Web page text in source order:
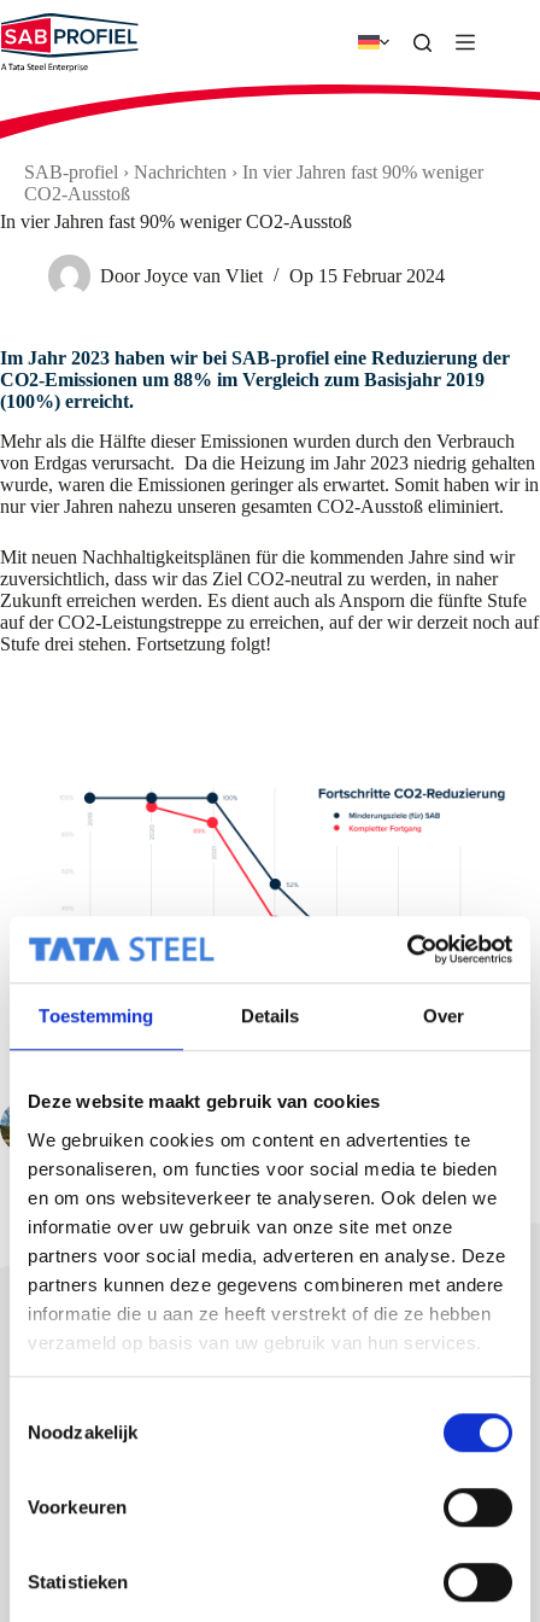
Toestemming Details Over
Deze website maakt gebruik van cookies
We gebruiken cookies om content en advertenties te
personaliseren, om functies voor social media te bieden
en om ons websiteverkeer te analyseren. Ook delen we
informatie over uw gebruik van onze site met onze
partners voor social media, adverteren en analyse. Deze
partners kunnen deze gegevens combineren met andere
informatie die u aan ze heeft verstrekt of die ze hebben
verzameld op basis van uw gebruik van hun services.
Noodzakelijk
Voorkeuren
Statistieken
Inhalt
springen
SAB-profiel › Nachrichten › In vier Jahren fast 90% weniger
CO2-Ausstoß
In vier Jahren fast 90% weniger CO2-Ausstoß
Door Joyce van Vliet Op 15 Februar 2024
Im Jahr 2023 haben wir bei SAB-profiel eine Reduzierung der
CO2-Emissionen um 88% im Vergleich zum Basisjahr 2019
(100%) erreicht.
Mehr als die Hälfte dieser Emissionen wurden durch den Verbrauch
von Erdgas verursacht. Da die Heizung im Jahr 2023 niedrig gehalten
wurde, waren die Emissionen geringer als erwartet. Somit haben wir in
nur vier Jahren nahezu unseren gesamten CO2-Ausstoß eliminiert.
Mit neuen Nachhaltigkeitsplänen für die kommenden Jahre sind wir
zuversichtlich, dass wir das Ziel CO2-neutral zu werden, in naher
Zukunft erreichen werden. Es dient auch als Ansporn die fünfte Stufe
auf der CO2-Leistungstreppe zu erreichen, auf der wir derzeit noch auf
Stufe drei stehen. Fortsetzung folgt!